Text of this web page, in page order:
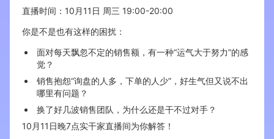
增长俱乐部
增长俱乐部
商家社区 社群交流
合作共进
直播时间：10月11日 周三 19:00-20:00
你是不是也有这样的困扰：
面对每天飘忽不定的销售额，有一种“运气大于努力”的感
觉？
销售抱怨“询盘的人多，下单的人少”，好生气但又说不出
哪里有问题？
换了好几波销售团队，为什么还是干不过对手？
10月11日晚7点实干家直播间为你解答！